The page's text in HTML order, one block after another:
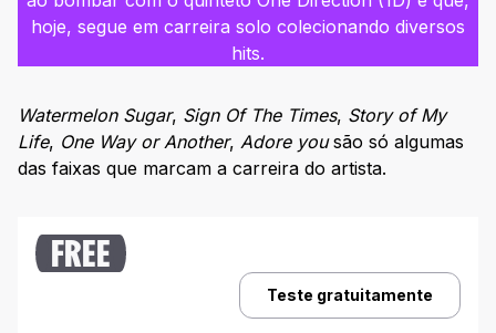
Carreira Solo
Turnês do Harry Styles
Harry Styles: filmes
Discografia do Harry Styles
Harry’s House (2022)
Harry Styles: escute seus maiores sucessos
hoje, segue em carreira solo colecionando diversos
hits.
Watermelon Sugar, Sign Of The Times, Story of My
Life, One Way or Another, Adore yousão só algumas
das faixas que marcam a carreira do artista.
FREE
Teste gratuitamente